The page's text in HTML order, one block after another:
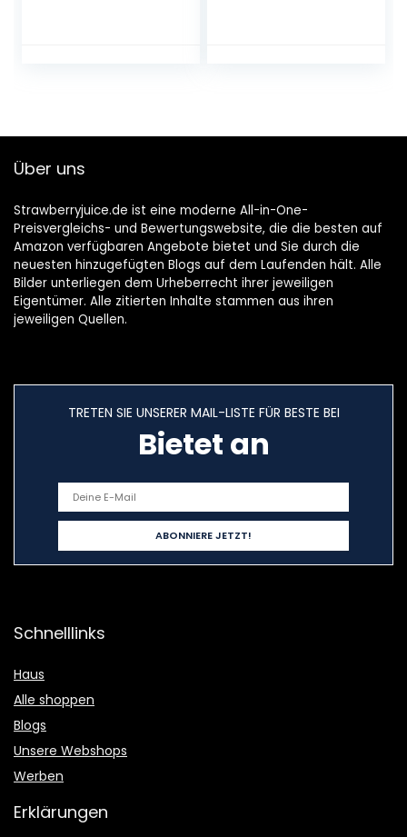
Über uns
Strawberryjuice.de ist eine moderne All-in-One-
Preisvergleichs- und Bewertungswebsite, die die besten auf
Amazon verfügbaren Angebote bietet und Sie durch die
neuesten hinzugefügten Blogs auf dem Laufenden hält. Alle
Bilder unterliegen dem Urheberrecht ihrer jeweiligen
Eigentümer. Alle zitierten Inhalte stammen aus ihren
jeweiligen Quellen.
TRETEN SIE UNSERER MAIL-LISTE FÜR BESTE BEI
Bietet an
Schnelllinks
Haus
Alle shoppen
Blogs
Unsere Webshops
Werben
Erklärungen